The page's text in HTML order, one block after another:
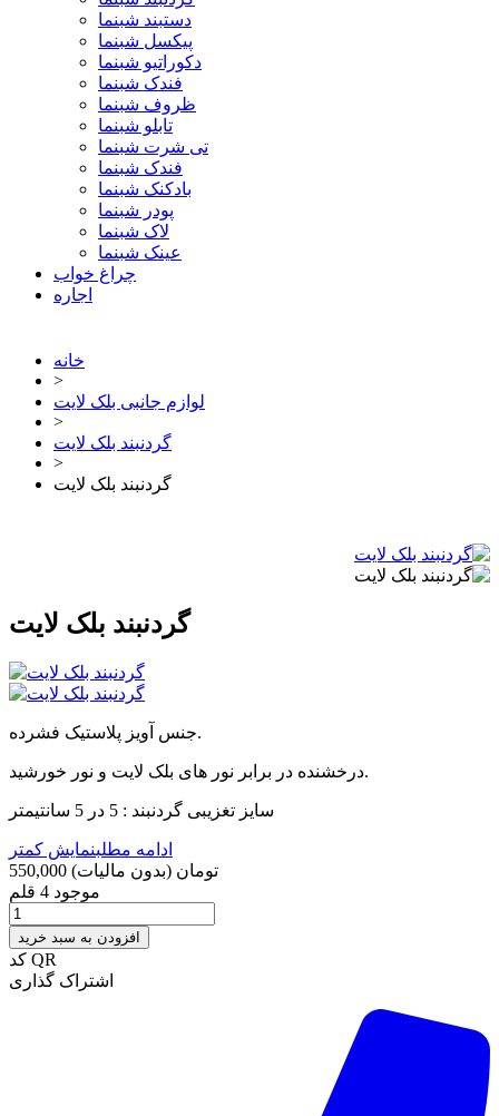
دستبند شبنما
پیکسل شبنما
دکوراتیو شبنما
فندک شبنما
ظروف شبنما
تابلو شبنما
تی شرت شبنما
فندک شبنما
بادکنک شبنما
پودر شبنما
لاک شبنما
عینک شبنما
چراغ خواب
اجاره
خانه
>
لوازم جانبی بلک لایت
>
گردنبند بلک لایت
>
گردنبند بلک لایت
گردنبند بلک لایت
جنس آویز پلاستیک فشرده.
درخشنده در برابر نور های بلک لایت و نور خورشید.
سایز تغزیبی گردنبند : 5 در 5 سانتیمتر
ادامه مطلبنمایش کمتر
550,000 تومان (بدون مالیات)
موجود 4 قلم
افزودن به سبد خرید
کد QR
اشتراک گذاری